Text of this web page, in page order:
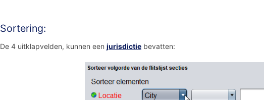
Sortering:
De 4 uitklapvelden, kunnen een jurisdictie bevatten: